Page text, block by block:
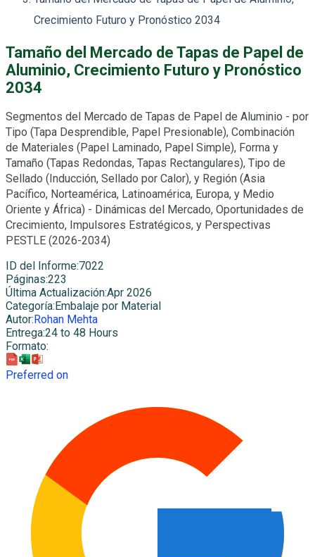
Crecimiento Futuro y Pronóstico 2034
Tamaño del Mercado de Tapas de Papel de
Aluminio, Crecimiento Futuro y Pronóstico
2034
Segmentos del Mercado de Tapas de Papel de Aluminio - por
Tipo (Tapa Desprendible, Papel Presionable), Combinación
de Materiales (Papel Laminado, Papel Simple), Forma y
Tamaño (Tapas Redondas, Tapas Rectangulares), Tipo de
Sellado (Inducción, Sellado por Calor), y Región (Asia
Pacífico, Norteamérica, Latinoamérica, Europa, y Medio
Oriente y África) - Dinámicas del Mercado, Oportunidades de
Crecimiento, Impulsores Estratégicos, y Perspectivas
PESTLE (2026-2034)
ID del Informe:7022
Páginas:223
Última Actualización:Apr 2026
Categoría: Embalaje por Material
Autor: Rohan Mehta
Entrega:24 to 48 Hours
Formato:
Preferred on